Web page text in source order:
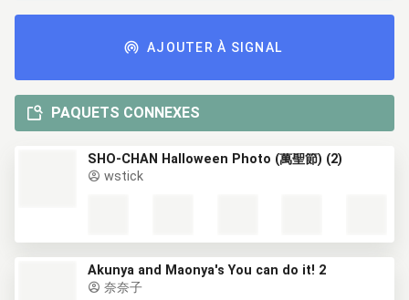
AJOUTER À SIGNAL
PAQUETS CONNEXES
SHO-CHAN Halloween Photo (萬聖節) (2)
wstick
Akunya and Maonya's You can do it! 2
奈奈子